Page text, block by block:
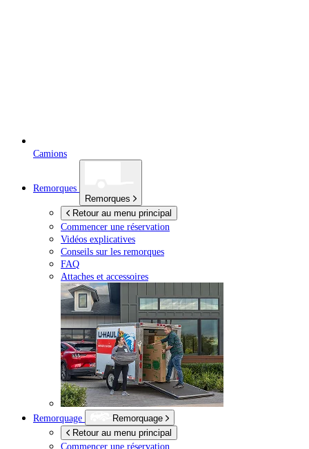
Camions
Remorques
Remorques
Retour au menu principal
Commencer une réservation
Vidéos explicatives
Conseils sur les remorques
FAQ
Attaches et accessoires
Remorquage
Remorquage
Retour au menu principal
Commencer une réservation